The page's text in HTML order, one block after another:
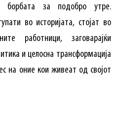
борбата за подобро утре.
во историјата, стојат во
работници, заговарајќи
и целосна трансформација
на оние кои живеат од својот